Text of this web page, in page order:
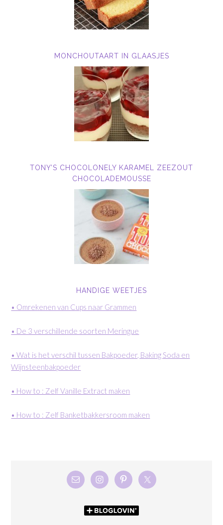
MONCHOUTAART IN GLAASJES
TONY’S CHOCOLONELY KARAMEL ZEEZOUT
CHOCOLADEMOUSSE
HANDIGE WEETJES
• Omrekenen van Cups naar Grammen
• De 3 verschillende soorten Meringue
• Wat is het verschil tussen Bakpoeder, Baking Soda en
Wijnsteenbakpoeder
• How to : Zelf Vanille Extract maken
• How to : Zelf Banketbakkersroom maken